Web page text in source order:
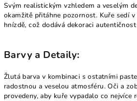
Svým realistickým vzhledem a veselým
okamžitě přitáhne pozornost. Kuře sedí v
hnízdě, což dodává dekoraci
Barvy a Detaily:
Žlutá barva v kombinaci s ostatními
radostnou a veselou atmosféru. Oči a
provedeny, aby kuře vypadalo co nejvíce